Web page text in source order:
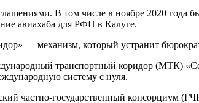
В том числе в ноябре 2020 года
авиахаба для РФП в Калуге.
— механизм, который устранит
транспортный коридор
систему с нуля.
частно-государственный консорциум